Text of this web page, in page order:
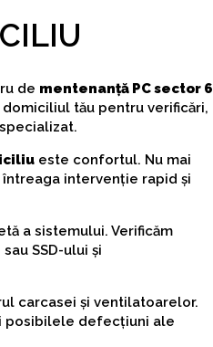
de mentenanță PC sector 6
tău pentru verificări,
este confortul. Nu mai
intervenție rapid și
a sistemului. Verificăm
SSD-ului și
carcasei și ventilatoarelor.
posibilele defecțiuni ale